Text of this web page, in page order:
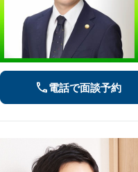
電話で面談予約